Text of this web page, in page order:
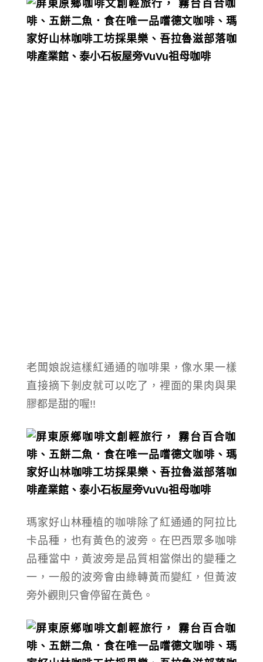
老闆娘說這樣紅通通的咖啡果，像水果一樣
直接摘下剝皮就可以吃了，裡面的果肉與果
膠都是甜的喔!!
瑪家好山林種植的咖啡除了紅通通的阿拉比
卡品種，也有黃色的波旁。在巴西眾多咖啡
品種當中，黃波旁是品質相當傑出的變種之
一，一般的波旁會由綠轉黃而變紅，但黃波
旁外觀則只會停留在黃色。